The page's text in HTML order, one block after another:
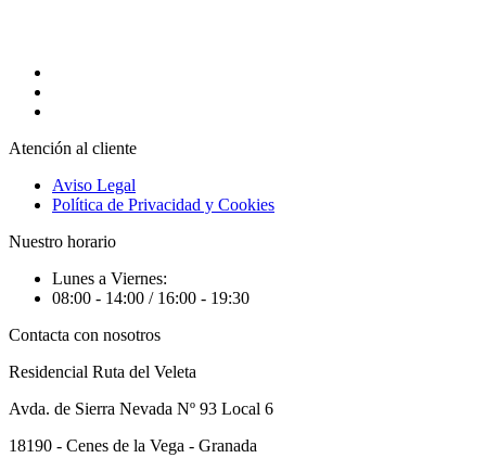
Atención al cliente
Aviso Legal
Política de Privacidad y Cookies
Nuestro horario
Lunes a Viernes:
08:00 - 14:00 / 16:00 - 19:30
Contacta con nosotros
Residencial Ruta del Veleta
Avda. de Sierra Nevada Nº 93 Local 6
18190 - Cenes de la Vega - Granada